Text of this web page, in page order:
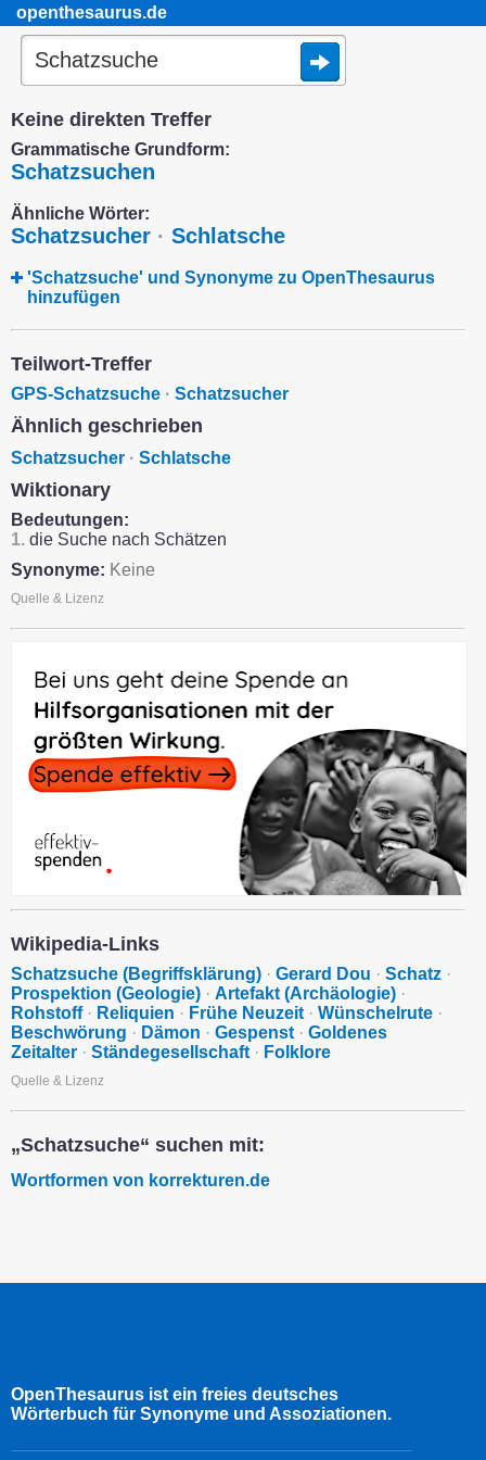
openthesaurus.de
Keine direkten Treffer
Grammatische Grundform:
Schatzsuchen
Ähnliche Wörter:
Schatzsucher · Schlatsche
'Schatzsuche' und Synonyme zu OpenThesaurus
hinzufügen
Teilwort-Treffer
GPS-Schatzsuche · Schatzsucher
Ähnlich geschrieben
Schatzsucher · Schlatsche
Wiktionary
Bedeutungen:
1. die Suche nach Schätzen
Synonyme: Keine
Quelle & Lizenz
Wikipedia-Links
Schatzsuche (Begriffsklärung) · Gerard Dou · Schatz ·
Prospektion (Geologie) · Artefakt (Archäologie) ·
Rohstoff· Reliquien · Frühe Neuzeit · Wünschelrute ·
Beschwörung · Dämon · Gespenst · Goldenes
Zeitalter · Ständegesellschaft · Folklore
Quelle & Lizenz
„Schatzsuche“ suchen mit:
Wortformen von korrekturen.de
OpenThesaurus ist ein freies deutsches
Wörterbuch für Synonyme und Assoziationen.